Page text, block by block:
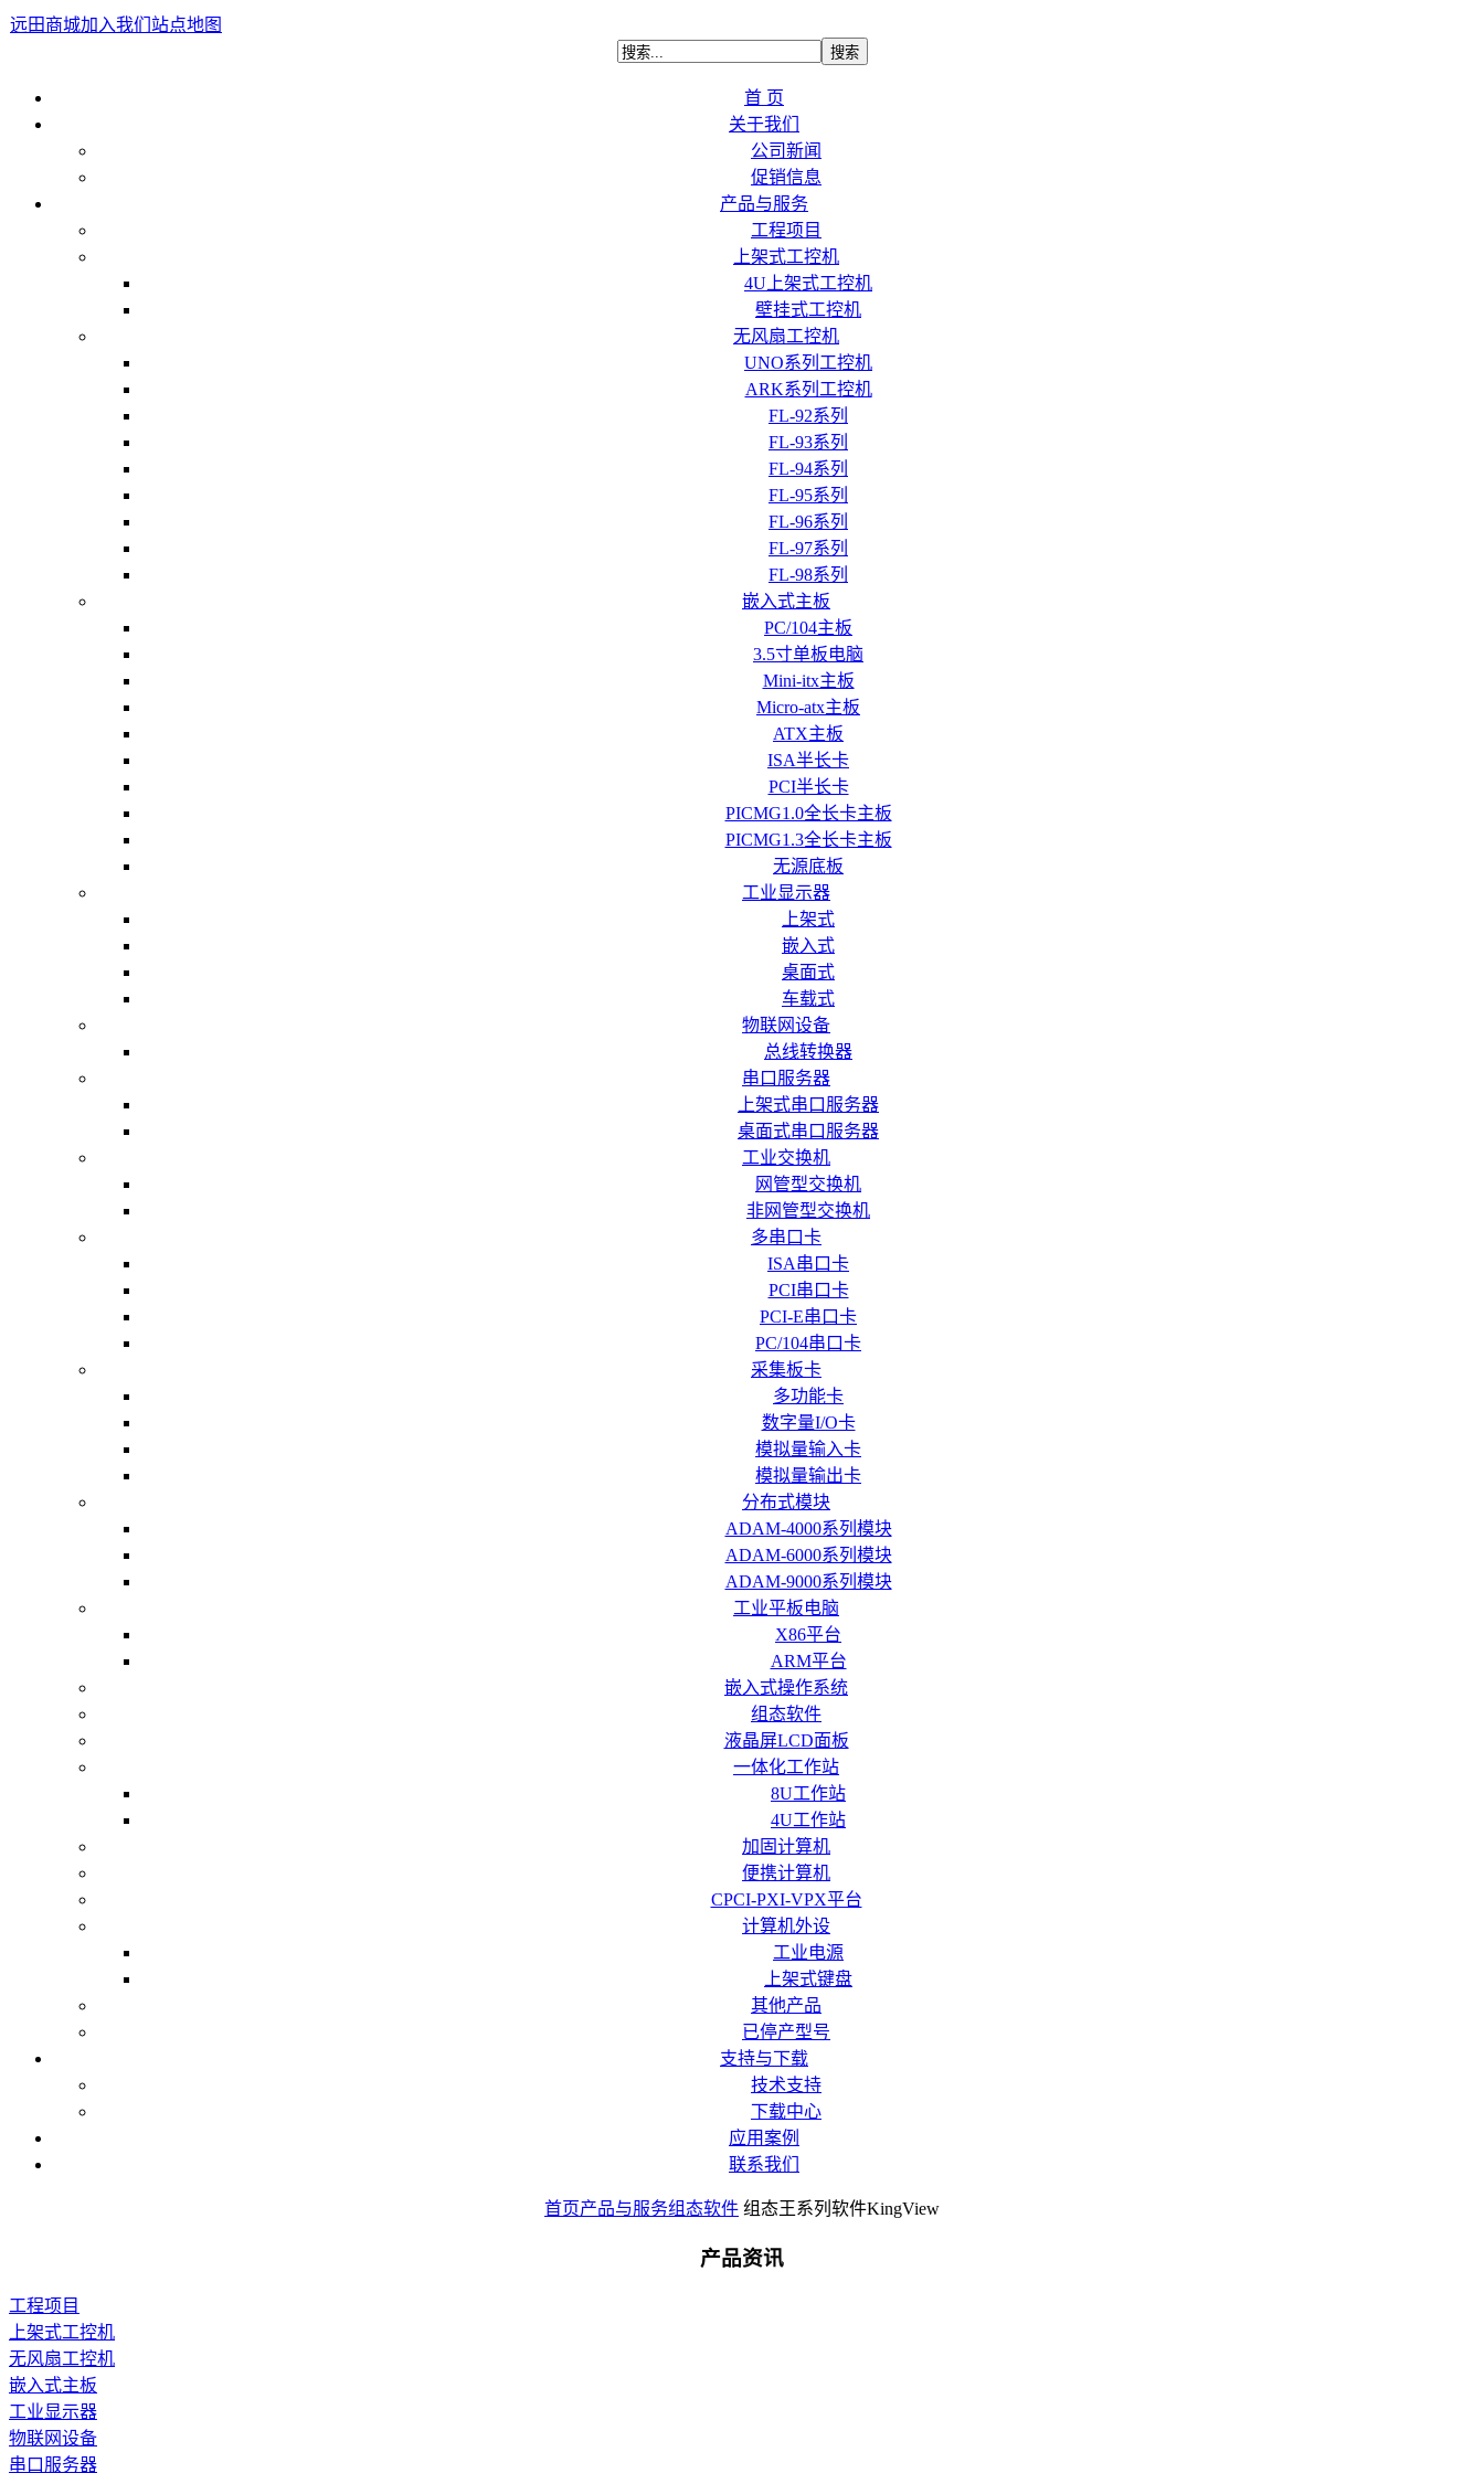
远田商城加入我们 站点地图
首 页
关于我们
公司新闻
促销信息
产品与服务
工程项目
上架式工控机
4U上架式工控机
壁挂式工控机
无风扇工控机
UNO系列工控机
ARK系列工控机
FL-92系列
FL-93系列
FL-94系列
FL-95系列
FL-96系列
FL-97系列
FL-98系列
嵌入式主板
PC/104主板
3.5寸单板电脑
Mini-itx主板
Micro-atx主板
ATX主板
ISA半长卡
PCI半长卡
PICMG1.0全长卡主板
PICMG1.3全长卡主板
无源底板
工业显示器
上架式
嵌入式
桌面式
车载式
物联网设备
总线转换器
串口服务器
上架式串口服务器
桌面式串口服务器
工业交换机
网管型交换机
非网管型交换机
多串口卡
ISA串口卡
PCI串口卡
PCI-E串口卡
PC/104串口卡
采集板卡
多功能卡
数字量I/O卡
模拟量输入卡
模拟量输出卡
分布式模块
ADAM-4000系列模块
ADAM-6000系列模块
ADAM-9000系列模块
工业平板电脑
X86平台
ARM平台
嵌入式操作系统
组态软件
液晶屏LCD面板
一体化工作站
8U工作站
4U工作站
加固计算机
便携计算机
CPCI-PXI-VPX平台
计算机外设
工业电源
上架式键盘
其他产品
已停产型号
支持与下载
技术支持
下载中心
应用案例
联系我们
首页产品与服务组态软件 组态王系列软件KingView
产品资讯
工程项目
上架式工控机
无风扇工控机
嵌入式主板
工业显示器
物联网设备
串口服务器